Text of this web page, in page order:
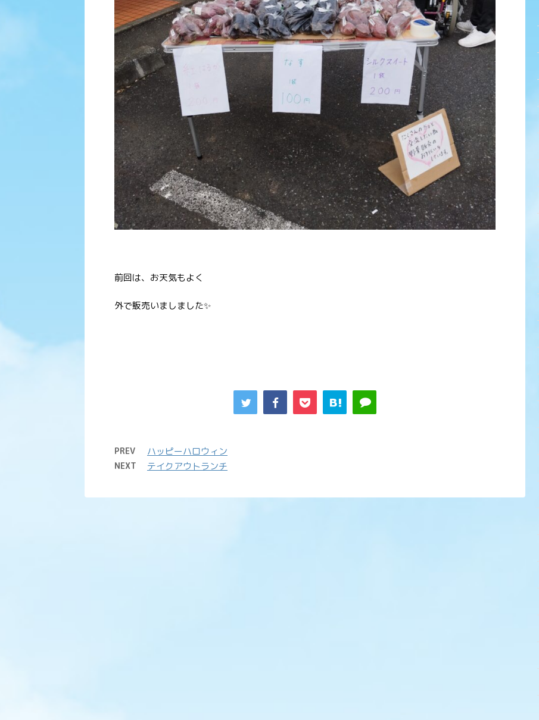
前回は、お天気もよく
外で販売いましました✨
PREV ハッピーハロウィン
NEXT テイクアウトランチ